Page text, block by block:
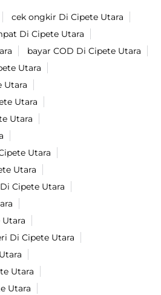
cek ongkir Di Cipete Utara
Di Cipete Utara
bayar COD Di Cipete Utara
Utara
Utara
Utara
Utara
Utara
Utara
Cipete Utara
Di Cipete Utara
Utara
Utara